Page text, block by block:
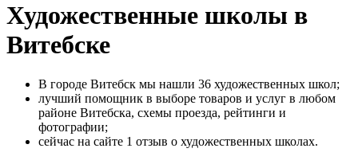
Художественные школы в
Витебске
В городе Витебск мы нашли 36 художественных школ;
лучший помощник в выборе товаров и услуг в любом
районе Витебска, схемы проезда, рейтинги и
фотографии;
сейчас на сайте 1 отзыв о художественных школах.